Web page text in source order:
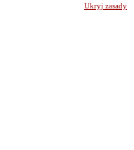
Ukryj zasady